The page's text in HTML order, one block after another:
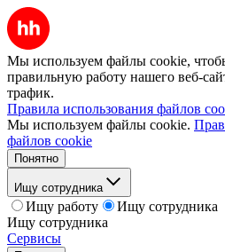
Мы используем файлы cookie,
правильную работу нашего веб-
трафик.
Правила использования файлов
Мы используем файлы cookie.
файлов cookie
Понятно
Ищу сотрудника
Ищу работу
Ищу сотрудника
Ищу сотрудника
Сервисы